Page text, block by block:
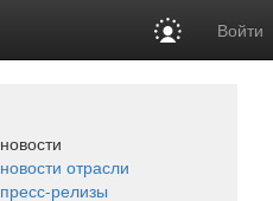
Войти
новости
новости отрасли
пресс-релизы